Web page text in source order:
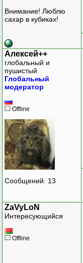
Внимание! Люблю
сахар в кубиках!
Алексей++
глобальный и
пушистый
Глобальный
модератор
Offline
Сообщений: 13
ZaVyLoN
Интересующийся
Offline